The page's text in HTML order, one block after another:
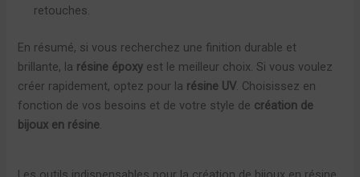
retouches.
En résumé, si vous recherchez une finition durable et
brillante, la résine époxy est le meilleur choix. Si vous voulez
créer rapidement, optez pour la résine UV. Choisissez en
fonction de vos besoins et de votre style de création de
bijoux en résine.